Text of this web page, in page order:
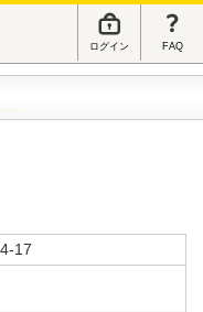
ログイン FAQ
17